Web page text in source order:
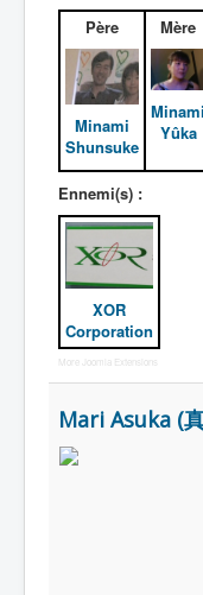
Père
Minami
Shunsuke
Mère
Minami
Yûka
Ennemi(s) :
XOR
Corporation
More Joomla Extensions
Mari Asuka (